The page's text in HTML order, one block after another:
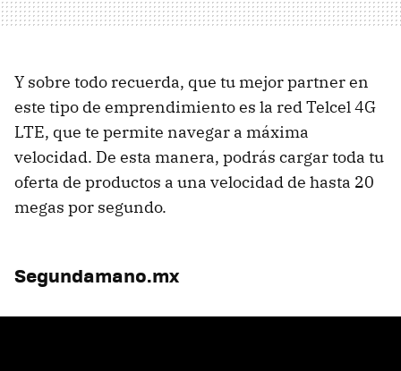
Y sobre todo recuerda, que tu mejor partner en
este tipo de emprendimiento es la red Telcel 4G
LTE, que te permite navegar a máxima
velocidad. De esta manera, podrás cargar toda tu
oferta de productos a una velocidad de hasta 20
megas por segundo.
Segundamano.mx